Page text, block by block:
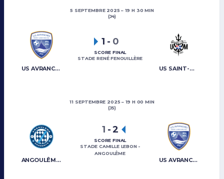
5 SEPTEMBRE 2025
19 H 30 MIN
(J4)
US AVRANCHES MONT-SAINT-MICHEL US SAINT-MALO
1 - 0
SCORE FINAL
STADE RENÉ FENOUILLÈRE
11 SEPTEMBRE 2025
19 H 00 MIN
(J5)
ANGOULÊME CHARENTE FC US AVRANCHES MONT-SAINT-MICHEL
1 -2
SCORE FINAL
STADE CAMILLE LEBON -
ANGOULÊME